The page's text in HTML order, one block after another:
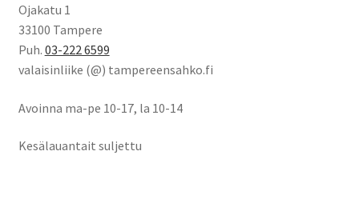
Ojakatu 1
33100 Tampere
Puh. 03-222 6599
valaisinliike (@) tampereensahko.fi
Avoinna ma-pe 10-17, la 10-14
Kesälauantait suljettu